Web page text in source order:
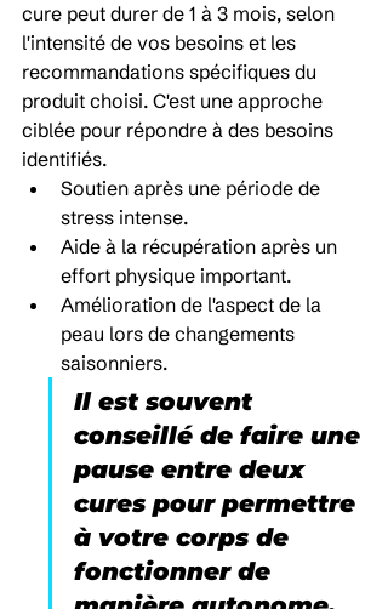
cure peut durer de 1 à 3 mois, selon
l'intensité de vos besoins et les
recommandations spécifiques du
produit choisi. C'est une approche
ciblée pour répondre à des besoins
identifiés.
Soutien après une période de
stress intense.
Aide à la récupération après un
effort physique important.
Amélioration de l'aspect de la
peau lors de changements
saisonniers.
Il est souvent
conseillé de faire une
pause entre deux
cures pour permettre
à votre corps de
fonctionner de